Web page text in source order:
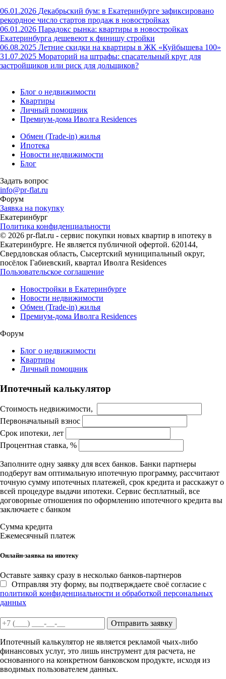
06.01.2026 Декабрьский бум: в Екатеринбурге зафиксировано
рекордное число стартов продаж в новостройках
06.01.2026 Парадокс рынка: квартиры в новостройках
Екатеринбурга дешевеют к финишу стройки
06.08.2025 Летние скидки на квартиры в ЖК «Куйбышева 100»
31.07.2025 Мораторий на штрафы: спасательный круг для
застройщиков или риск для дольщиков?
Блог о недвижимости
Квартиры
Личный помощник
Премиум-дома Иволга Residences
Обмен (Trade-in) жилья
Ипотека
Новости недвижимости
Блог
Задать вопрос
info@pr-flat.ru
Форум
Заявка на покупку
Екатеринбург
Политика конфиденциальности
© 2026 pr-flat.ru - сервис покупки новых квартир в ипотеку в
Екатеринбурге. Не является публичной офертой. 620144,
Свердловская область, Сысертский муниципальный округ,
посёлок Габиевский, квартал Иволга Residences
Пользовательское соглашение
Новостройки в Екатеринбурге
Новости недвижимости
Обмен (Trade-in) жилья
Премиум-дома Иволга Residences
Форум
Блог о недвижимости
Квартиры
Личный помощник
Ипотечный калькулятор
Стоимость недвижимости,
Первоначальный взнос
Срок ипотеки, лет
Процентная ставка, %
Заполните одну заявку для всех банков. Банки партнеры
подберут вам оптимальную ипотечную программу, рассчитают
точную сумму ипотечных платежей, срок кредита и расскажут о
всей процедуре выдачи ипотеки. Сервис бесплатный, все
договорные отношения по оформлению ипотечного кредита вы
заключаете с банком
Сумма кредита
Ежемесячный платеж
Онлайн-заявка на ипотеку
Оставьте заявку сразу в несколько банков-партнеров
Отправляя эту форму, вы подтверждаете своё согласие с
политикой конфиденциальности и обработкой персональных
данных
Отправить заявку
Ипотечный калькулятор не является рекламой чьих-либо
финансовых услуг, это лишь инструмент для расчета, не
основанного на конкретном банковском продукте, исходя из
вводимых пользователем данных.